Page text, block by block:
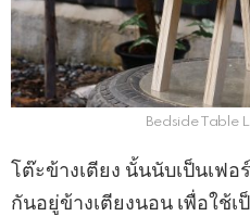
Bedside Table
โต๊ะข้างเตียง นั้นนับเป็นเฟอ
กันอยู่ข้างเตียงนอน เพื่อใช้เ